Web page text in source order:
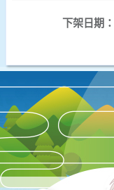
下架日期：